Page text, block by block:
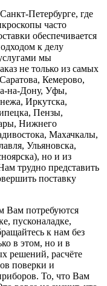
Петербурге, где
часто
обеспечивается
к делу
мы
не только из самых
Кемерово,
на-Дону, Уфы,
Иркутска,
Пензы,
Нижнего
Махачкалы,
Ульяновска,
но и из
трудно представить
поставку
Вам потребуются
пусконаладке,
к нам без
в этом, но и в
решений, расчёте
поверки и
То, что Вам